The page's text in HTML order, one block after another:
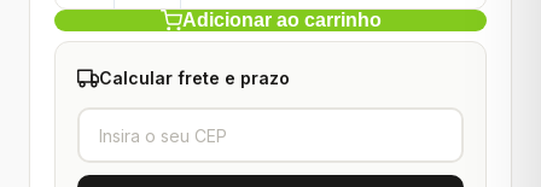
Adicionar ao carrinho
Calcular frete e prazo